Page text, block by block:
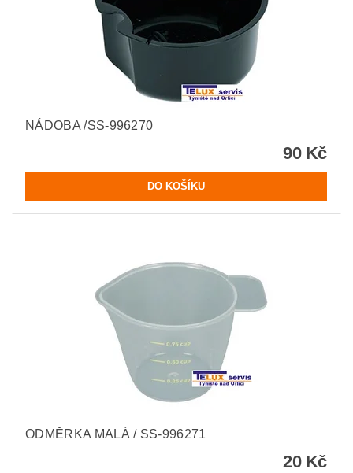
NÁDOBA /SS-996270
90 Kč
ODMĚRKA MALÁ / SS-996271
20 Kč